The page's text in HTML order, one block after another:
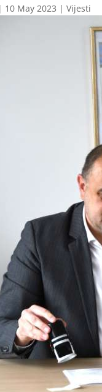
| 10 May 2023 |Vijesti